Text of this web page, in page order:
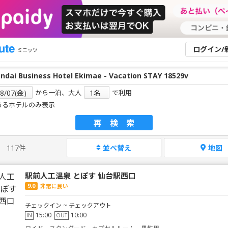
ミニッツ ログイン/
から一泊、大人
で利用
るホテルのみ表示
再検索
117件 並べ替え 地図
駅前人工温泉 とぽす 仙台駅西口
9.0 非常に良い
チェックイン ~ チェックアウト
IN 15:00 OUT 10:00